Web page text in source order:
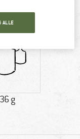
g
ALLE